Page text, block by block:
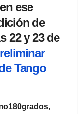
ese
de
22 y 23 de
Tango
,